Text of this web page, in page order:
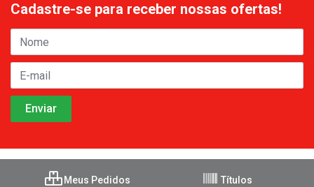
Cadastre-se para receber nossas ofertas!
Meus Pedidos Títulos